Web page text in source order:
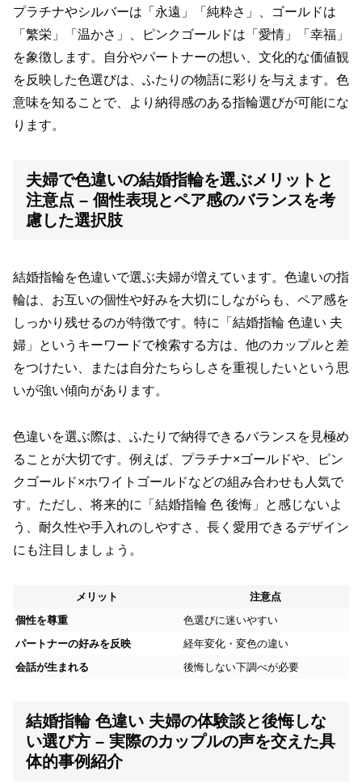
プラチナやシルバーは「永遠」「純粋さ」、ゴールドは
「繁栄」「温かさ」、ピンクゴールドは「愛情」「幸福」
を象徴します。自分やパートナーの想い、文化的な価値観
を反映した色選びは、ふたりの物語に彩りを与えます。色
意味を知ることで、より納得感のある指輪選びが可能にな
ります。
夫婦で色違いの結婚指輪を選ぶメリットと
注意点 – 個性表現とペア感のバランスを考
慮した選択肢
結婚指輪を色違いで選ぶ夫婦が増えています。色違いの指
輪は、お互いの個性や好みを大切にしながらも、ペア感を
しっかり残せるのが特徴です。特に「結婚指輪 色違い 夫
婦」というキーワードで検索する方は、他のカップルと差
をつけたい、または自分たちらしさを重視したいという思
いが強い傾向があります。
色違いを選ぶ際は、ふたりで納得できるバランスを見極め
ることが大切です。例えば、プラチナ×ゴールドや、ピン
クゴールド×ホワイトゴールドなどの組み合わせも人気で
す。ただし、将来的に「結婚指輪 色 後悔」と感じないよ
う、耐久性や手入れのしやすさ、長く愛用できるデザイン
にも注目しましょう。
メリット
注意点
個性を尊重
色選びに迷いやすい
パートナーの好みを反映
経年変化・変色の違い
会話が生まれる
後悔しない下調べが必要
結婚指輪 色違い 夫婦の体験談と後悔しな
い選び方 – 実際のカップルの声を交えた具
体的事例紹介